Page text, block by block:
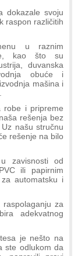
dokazale svoju
raspon različitih
u raznim
kao što su
duvanska
obuće i
mašina i
robe i pripreme
rešenja bez
našu stručnu
rešenje na bilo
zavisnosti od
ili papirnim
automatsku i
za
adekvatnog
je nešto na
ste odlukom da